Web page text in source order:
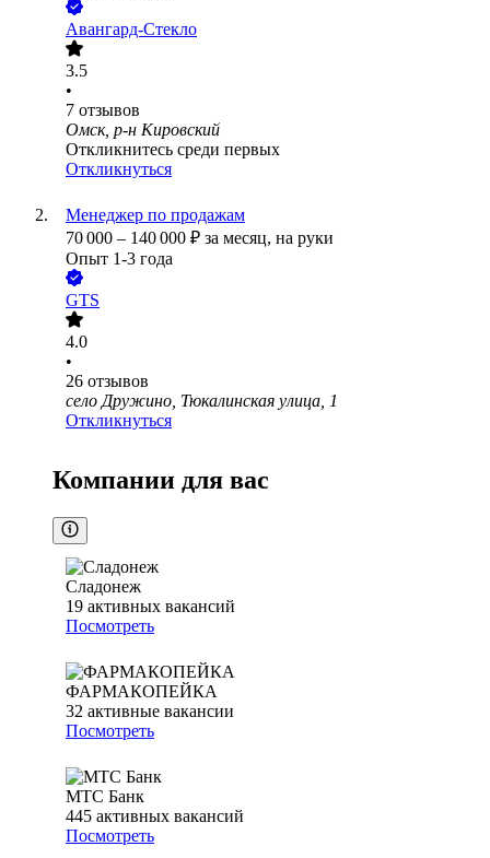
Авангард-Стекло
3.5
•
7 отзывов
Омск, р-н Кировский
Откликнитесь среди первых
Откликнуться
Менеджер по продажам
70 000 – 140 000 ₽ за месяц, на руки
Опыт 1-3 года
GTS
4.0
•
26 отзывов
село Дружино, Тюкалинская улица, 1
Откликнуться
Компании для вас
Сладонеж
19 активных вакансий
Посмотреть
ФАРМАКОПЕЙКА
32 активные вакансии
Посмотреть
МТС Банк
445 активных вакансий
Посмотреть